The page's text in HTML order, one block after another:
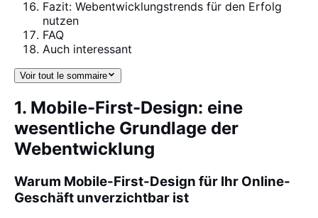
Fazit: Webentwicklungstrends für den Erfolg
nutzen
FAQ
Auch interessant
Voir tout le sommaire
1. Mobile-First-Design: eine
wesentliche Grundlage der
Webentwicklung
Warum Mobile-First-Design für Ihr Online-
Geschäft unverzichtbar ist